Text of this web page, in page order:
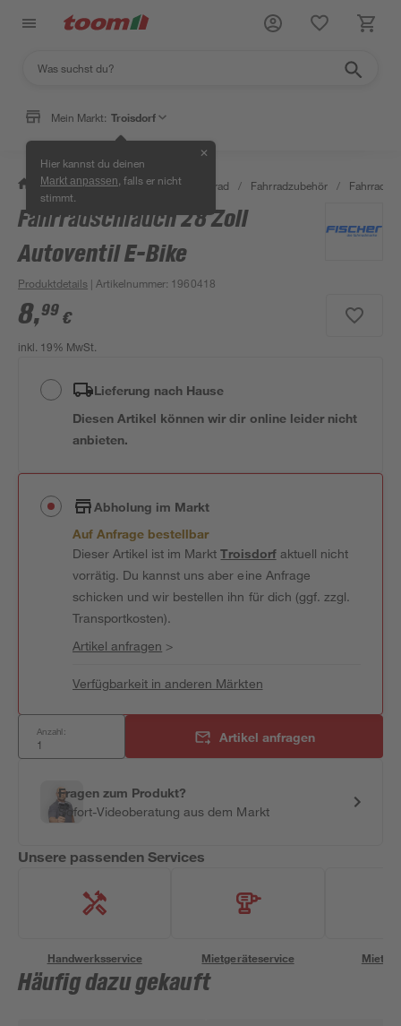
Mein Markt: Troisdorf
Hier kannst du deinen
Markt anpassen , falls er nicht
stimmt.
✕
/ Garten & Freizeit / Auto & Fahrrad / Fahrradzubehör /
Fahrradschlauch 28 Zoll
Autoventil E-Bike
Produktdetails | Artikelnummer: 1960418
8,99 €
inkl. 19% MwSt.
Lieferung nach Hause
Diesen Artikel können wir dir online leider nicht
anbieten.
Abholung im Markt
Auf Anfrage bestellbar
Dieser Artikel ist im MarktTroisdorfaktuell nicht
vorrätig. Du kannst uns aber eine Anfrage
schicken und wir bestellen ihn für dich (ggf. zzgl.
Transportkosten).
Artikel anfragen >
Verfügbarkeit in anderen Märkten
Anzahl: Artikel anfragen
Fragen zum Produkt?
Sofort-Videoberatung aus dem Markt
Unsere passenden Services
Handwerksservice Mietgeräteservice
Häufig dazu gekauft